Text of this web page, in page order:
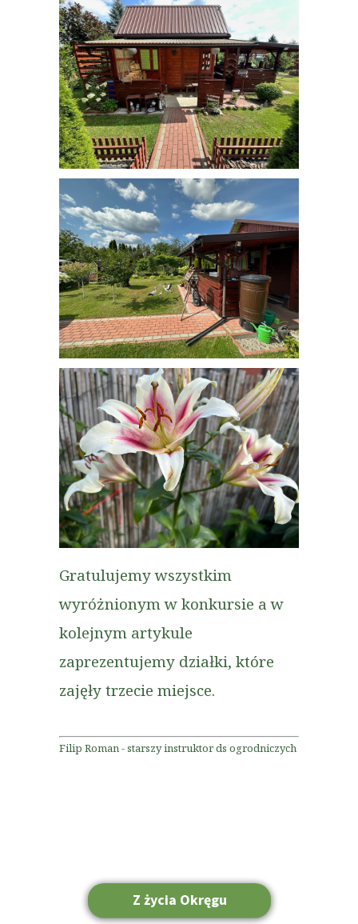
Z życia Okręgu
Strona główna
Gratulujemy wszystkim
wyróżnionym w konkursie a w
kolejnym artykule
zaprezentujemy działki, które
zajęły trzecie miejsce.
Filip Roman - starszy instruktor ds ogrodniczych